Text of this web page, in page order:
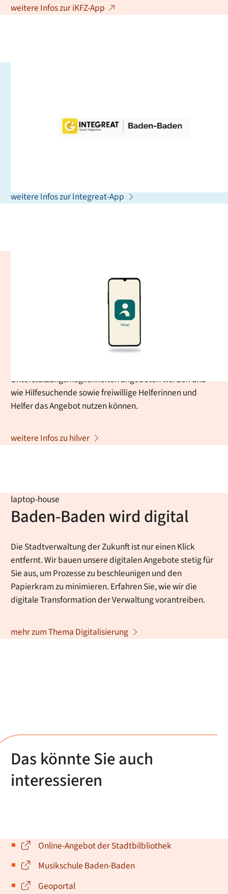
weitere Infos zur iKFZ-App
Integreat ist ein Leitfaden, der Sie in Ihrem Alltag
unterstützt. Sie finden dort wichtige Adressen,
weitere Infos zur Integreat-App
Mit der hilver-App unterstützt die Stadt Baden-Baden
ältere und unterstützungsbedürftige Menschen dabei,
unkompliziert Hilfe im Alltag zu erhalten. Auf dieser Seite
erfahren Sie, wie die Vermittlung ehrenamtlicher
Unterstützungsmöglichkeiten angeboten werden und
wie Hilfesuchende sowie freiwillige Helferinnen und
Helfer das Angebot nutzen können.
weitere Infos zu hilver
laptop-house
Baden-Baden wird digital
Die Stadtverwaltung der Zukunft ist nur einen Klick
entfernt. Wir bauen unsere digitalen Angebote stetig für
Sie aus, um Prozesse zu beschleunigen und den
Papierkram zu minimieren. Erfahren Sie, wie wir die
digitale Transformation der Verwaltung vorantreiben.
mehr zum Thema Digitalisierung
Das könnte Sie auch
interessieren
Online-Angebot der Stadtbilbliothek
Musikschule Baden-Baden
Geoportal